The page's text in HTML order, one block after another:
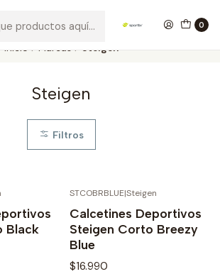
0
Inicio Marcas Steigen
Steigen
Filtros
Black
STCOBRBLUE|Steigen
Calcetines Deportivos
Steigen Corto Breezy
Blue
$16.990